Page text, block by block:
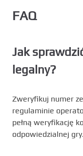
FAQ
Jak
legalny?
Zweryfikuj numer
regulaminie
pełną weryfikację
odpowiedzialnej gry.